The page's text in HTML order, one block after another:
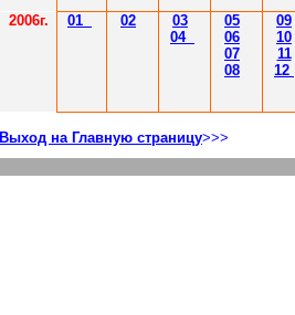
2006г. 01 02
03
04
05
06
07
08
09
10
11
12
Выход на Главную страницу>>>